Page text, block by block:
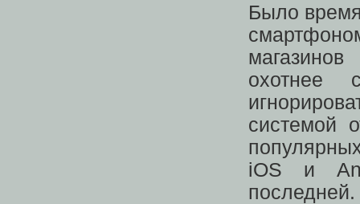
Было
охотнее
системой
iOS и
последней.